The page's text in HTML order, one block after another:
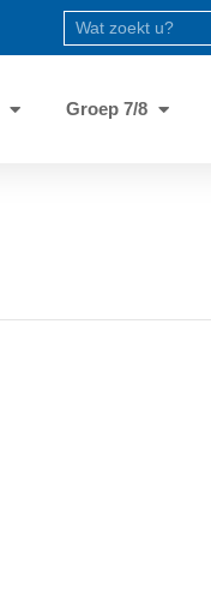
Groep 7/8